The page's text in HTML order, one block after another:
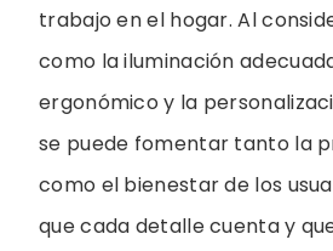
trabajo en el hogar. Al
como la iluminación
ergonómico y la
se puede fomentar tanto la
como el bienestar de los
que cada detalle cuenta y